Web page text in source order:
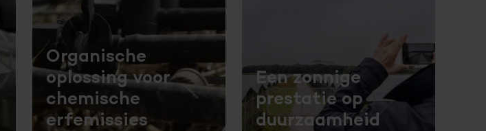
Organische
oplossing voor
chemische
erfemissies
Een zonnige
prestatie op
duurzaamheid